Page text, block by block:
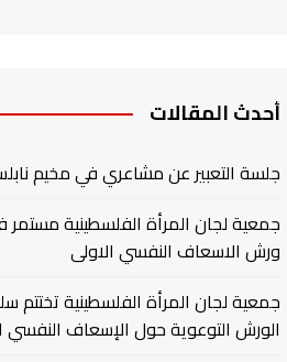
أحدث المقالات
جلسة التعبير عن مشاعري في مخيم
جمعية لجان المرأة الفلسطينية مستمر
ورش الاسعاف النفسي الاولى
جمعية لجان المرأة الفلسطينية تختتم
الورش التوعوية حول الإسعاف النفسي